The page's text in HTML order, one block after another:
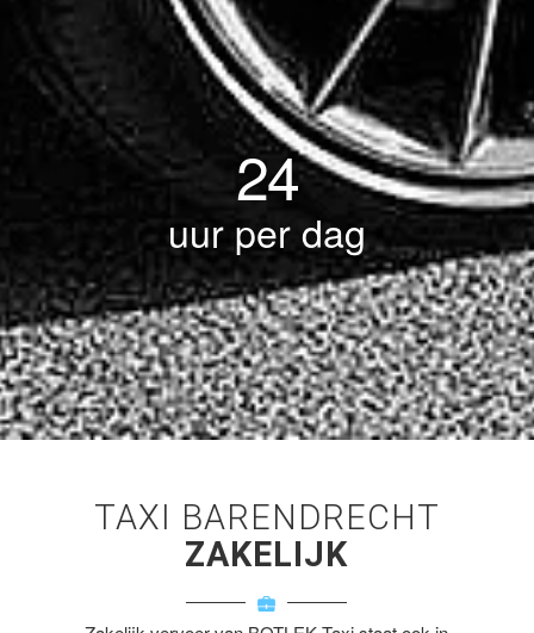
24
uur per dag
TAXI BARENDRECHT
ZAKELIJK